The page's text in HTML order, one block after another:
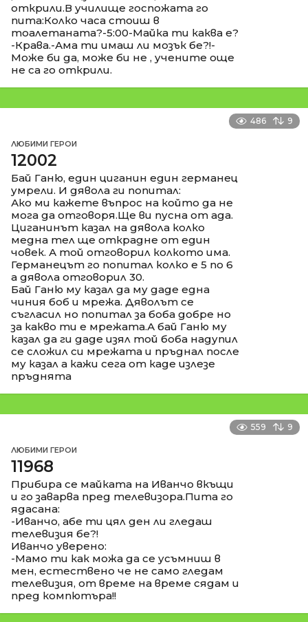
открили.В училище госпожата го
пита:Колко часа стоиш в
тоалетаната?-5:00-Майка ти каква е?
-Крава.-Ама ти имаш ли мозък бе?!-
Може би да, може би не , учените още
не са го открили.
486 9
ЛЮБИМИ ГЕРОИ
12002
Бай Ганю, един циганин един германец
умрели. И дявола ги попитал:
Ако ми кажете въпрос на който да не
мога да отговоря.Ще ви пусна от ада.
Циганинът казал на дявола колко
медна тел ще открадне от един
човек. А той отговорил колкото има.
Германецът го попитал колко е 5 по 6
а дявола отговорил 30.
Бай Ганю му казал да му даде една
чиния боб и мрежа. Дяволът се
съгласил но попитал за боба добре но
за какво ти е мрежата.А бай Ганю му
казал да ги даде изял той боба надупил
се сложил си мрежата и пръднал после
му казал а кажи сега от каде излезе
пръднята
559 9
ЛЮБИМИ ГЕРОИ
11968
Прибира се майката на Иванчо вкъщи
и го заварва пред телевизора.Пита го
ядасана:
-Иванчо, абе ти цял ден ли гледаш
телевизия бе?!
Иванчо уверено:
-Мамо ти как можа да се усъмниш в
мен, естествено че не само гледам
телевизия, от време на време сядам и
пред компютъра!!